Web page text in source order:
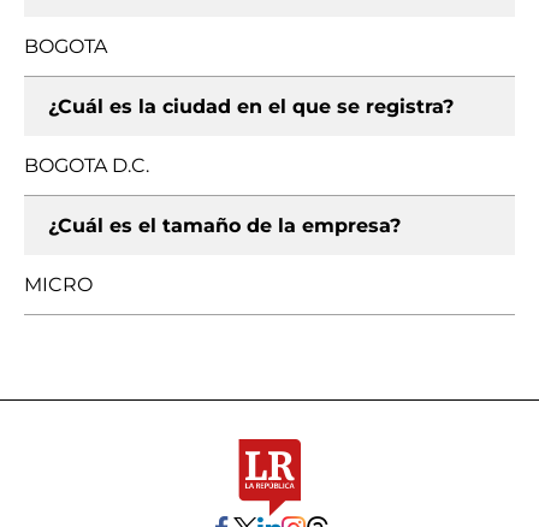
BOGOTA
¿Cuál es la ciudad en el que se registra?
BOGOTA D.C.
¿Cuál es el tamaño de la empresa?
MICRO